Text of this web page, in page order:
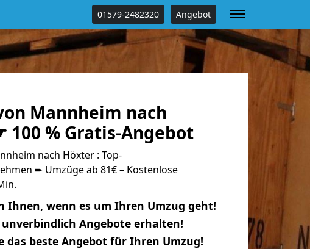
01579-2482320 Angebot
Mannheim nach
100 % Gratis-Angebot
nach Höxter : Top-
➨ Umzüge ab 81€ – Kostenlose
Ihnen, wenn es um Ihren Umzug geht!
unverbindlich Angebote erhalten!
das beste Angebot für Ihren Umzug!